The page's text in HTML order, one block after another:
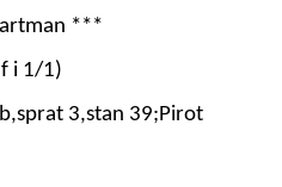
***
i 1/1)
3,stan 39;Pirot